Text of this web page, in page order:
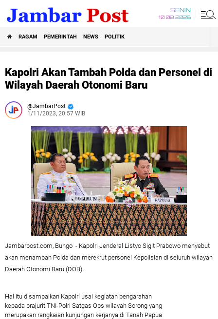
SENIN
10 08 2026
RAGAM PEMERINTAH NEWS POLITIK
Kapolri Akan Tambah Polda dan Personel di
Wilayah Daerah Otonomi Baru
JambarPost
1/11/2023, 20:57 WIB
Jambarpost.com, Bungo - Kapolri Jenderal Listyo Sigit Prabowo menyebut
akan menambah Polda dan merekrut personel Kepolisian di seluruh wilayah
Daerah Otonomi Baru (DOB).
Hal itu disampaikan Kapolri usai kegiatan pengarahan
kepada prajurit TNI-Polri Satgas Ops wilayah Sorong yang
merupakan rangkaian kunjungan kerjanya di Tanah Papua